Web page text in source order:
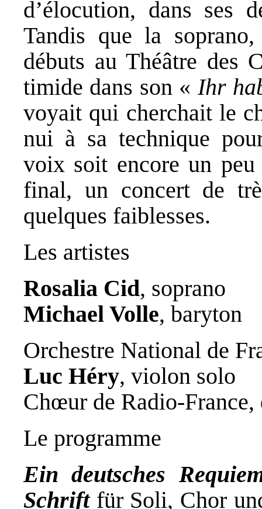
d’élocution, dans ses
Tandis que la
débuts au Théâtre des
timide dans son « Ihr
voyait qui cherchait le
nui à sa technique
voix soit encore un
final, un concert de
quelques faiblesses.
Les artistes
Rosalia Cid, soprano
Michael Volle, baryton
Orchestre National de
Luc Héry, violon solo
Chœur de Radio-
Le programme
Ein deutsches
Schriftfür Soli, Chor